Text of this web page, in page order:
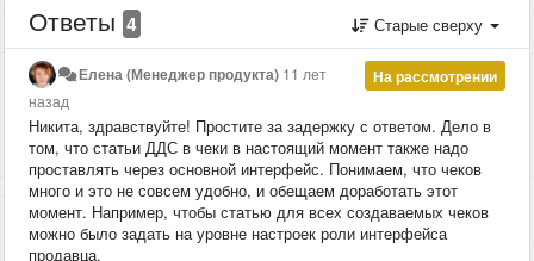
Ответы 4 Старые сверху
На рассмотрении
Елена (Менеджер продукта) 11 лет
назад
Никита, здравствуйте! Простите за задержку с ответом. Дело в
том, что статьи ДДС в чеки в настоящий момент также надо
проставлять через основной интерфейс. Понимаем, что чеков
много и это не совсем удобно, и обещаем доработать этот
момент. Например, чтобы статью для всех создаваемых чеков
можно было задать на уровне настроек роли интерфейса
продавца.